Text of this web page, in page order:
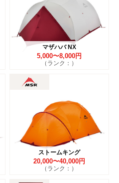
マザハバ NX
5,000〜8,000円
（ランク：）
ストームキング
20,000〜40,000円
（ランク：）